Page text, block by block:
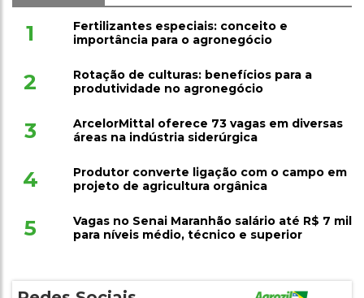
1
Fertilizantes especiais: conceito e
importância para o agronegócio
produtividade no agronegócio
áreas na indústria siderúrgica
projeto de agricultura orgânica
para níveis médio, técnico e superior
Redes Sociais